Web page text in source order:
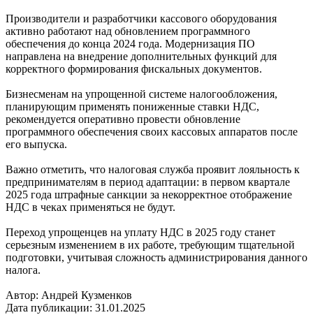
Производители и разработчики кассового оборудования
активно работают над обновлением программного
обеспечения до конца 2024 года. Модернизация ПО
направлена на внедрение дополнительных функций для
корректного формирования фискальных документов.
Бизнесменам на упрощенной системе налогообложения,
планирующим применять пониженные ставки НДС,
рекомендуется оперативно провести обновление
программного обеспечения своих кассовых аппаратов после
его выпуска.
Важно отметить, что налоговая служба проявит лояльность к
предпринимателям в период адаптации: в первом квартале
2025 года штрафные санкции за некорректное отображение
НДС в чеках применяться не будут.
Переход упрощенцев на уплату НДС в 2025 году станет
серьезным изменением в их работе, требующим тщательной
подготовки, учитывая сложность администрирования данного
налога.
Автор: Андрей Кузменков
Дата публикации: 31.01.2025